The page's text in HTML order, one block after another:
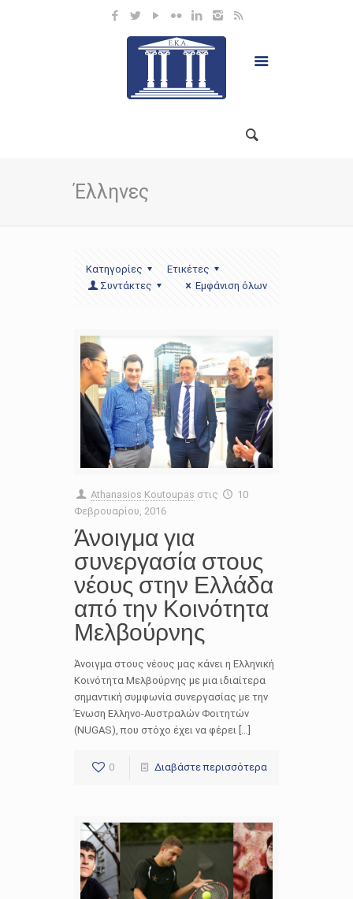
Έλληνες
Κατηγορίες
Ετικέτες
Συντάκτες
Εμφάνιση όλων
Athanasios Koutoupas στις
10
Φεβρουαρίου, 2016
Άνοιγμα για
συνεργασία στους
νέους στην Ελλάδα
από την Κοινότητα
Μελβούρνης
Άνοιγμα στους νέους μας κάνει η Ελληνική
Κοινότητα Μελβούρνης με μια ιδιαίτερα
σημαντική συμφωνία συνεργασίας με την
Ένωση Ελληνο-Αυστραλών Φοιτητών
(NUGAS), που στόχο έχει να φέρει […]
0 Διαβάστε περισσότερα